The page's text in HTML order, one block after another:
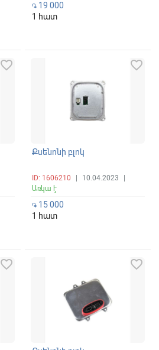
֏19 000
1 հատ
favorite_border
Քսենոնի բլոկ
ID: 1606210 10.04.2023
Առկա է
favorite_border
֏15 000
1 հատ
favorite_border favorite_border